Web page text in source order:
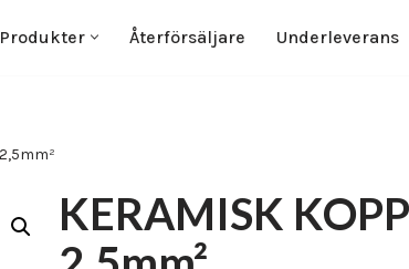
Produkter Återförsäljare Underleverans
KERAMISK